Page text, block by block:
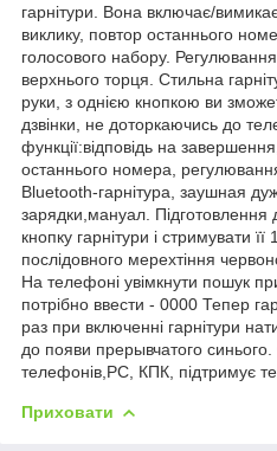
гарнітури. Вона включає/
виклику, повтор останнього
голосового набору.
верхнього торця. Стильна
руки, з однією кнопкою ви
дзвінки, не доторкаючись до
функції:відповідь на
останнього номера,
Bluetooth-гарнітура, заушная
зарядки,мануал.
кнопку гарнітури і стримувати
послідовного мерехтіння
На телефоні увімкнути пошук
потрібно ввести - 0000 Тепер
раз при включенні гарнітури
до появи прерывчатого
телефонів,PC, КПК, підтримує
Приховати